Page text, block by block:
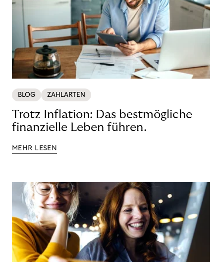
BLOG ZAHLARTEN
Trotz Inflation: Das bestmögliche
finanzielle Leben führen.
MEHR LESEN